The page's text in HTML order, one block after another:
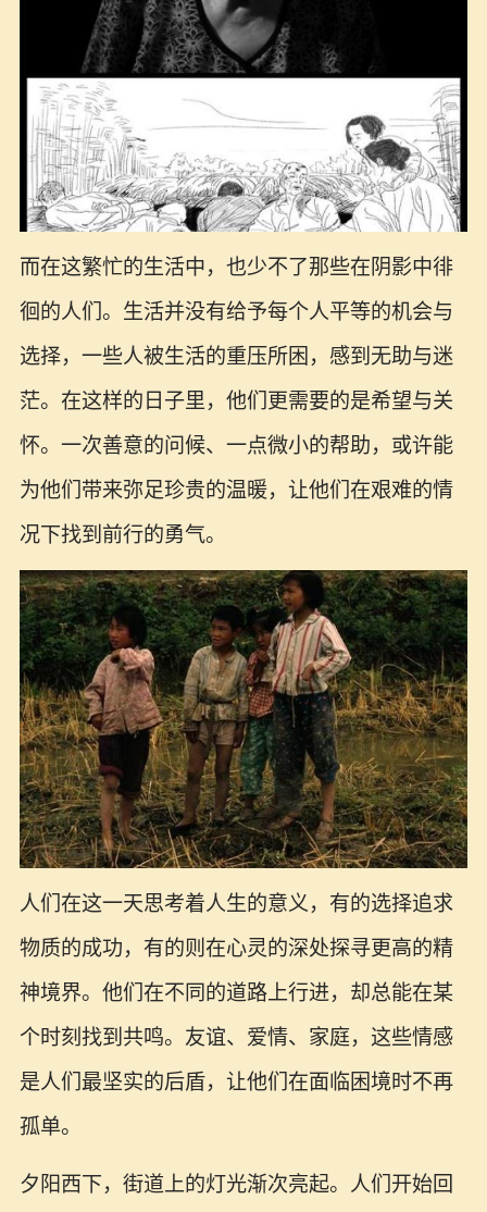
而在这繁忙的生活中，也少不了那些在阴影中徘
徊的人们。生活并没有给予每个人平等的机会与
选择，一些人被生活的重压所困，感到无助与迷
茫。在这样的日子里，他们更需要的是希望与关
怀。一次善意的问候、一点微小的帮助，或许能
为他们带来弥足珍贵的温暖，让他们在艰难的情
况下找到前行的勇气。
人们在这一天思考着人生的意义，有的选择追求
物质的成功，有的则在心灵的深处探寻更高的精
神境界。他们在不同的道路上行进，却总能在某
个时刻找到共鸣。友谊、爱情、家庭，这些情感
是人们最坚实的后盾，让他们在面临困境时不再
孤单。
夕阳西下，街道上的灯光渐次亮起。人们开始回